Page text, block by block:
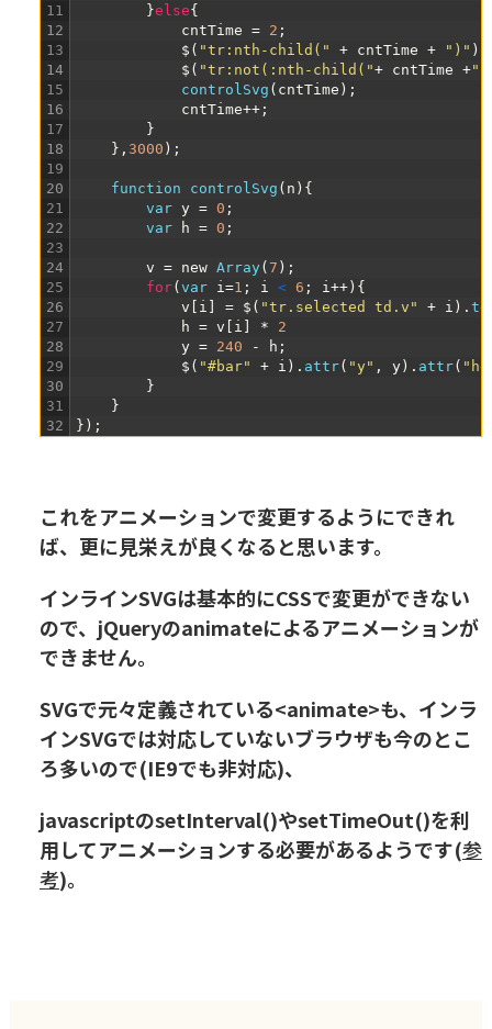
11
12
13
14
15
16
17
18
19
20
21
22
23
24
25
26
27
28
29
30
31
32
}else{
cntTime = 2 ;
$ ( "tr:nth-child(" + cntTime + ")" )
$ ( "tr:not(:nth-child("+ cntTime +
controlSvg ( cntTime ) ;
cntTime++;
}
} , 3000 ) ;
function controlSvg ( n ) {
var y = 0 ;
var
h = 0 ;
v = new Array ( 7 ) ;
for( var i=1 ; i < 6 ; i++) {
v
i = $ ( "tr.selected td.v" + i ) .
h = v i *
2
y = 240 - h ;
$ ( "#bar" + i ) . attr( "y" , y) . attr(
}
}
} ) ;
これをアニメーションで変更するようにできれ
ば、更に見栄えが良くなると思います。
インラインSVGは基本的にCSSで変更ができない
ので、jQueryのanimateによるアニメーションが
できません。
SVGで元々定義されている<animate>も、インラ
インSVGでは対応していないブラウザも今のとこ
ろ多いので(IE9でも非対応)、
javascriptのsetInterval()やsetTimeOut()を利
用してアニメーションする必要があるようです(参
考)。